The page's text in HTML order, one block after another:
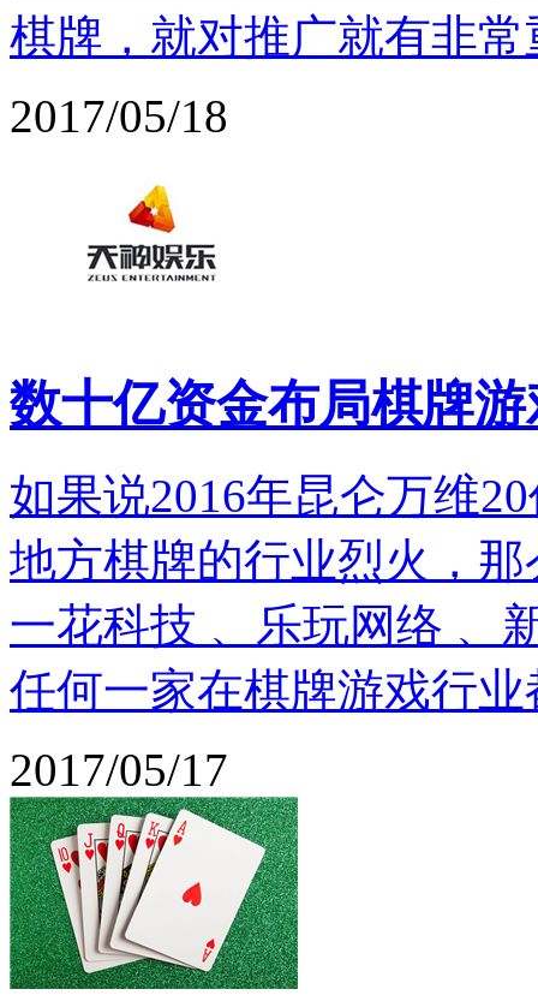
棋牌，就对推广就有非
2017/05/18
数十亿资金布局棋牌游
如果说2016年昆仑万维
地方棋牌的行业烈火，
一花科技 、乐玩网络 、
任何一家在棋牌游戏行
2017/05/17